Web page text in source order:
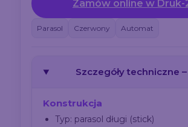
Zamów online w Druk-
Parasol Czerwony Automat
Szczegóły techniczne –
Konstrukcja
Typ: parasol długi (stick)